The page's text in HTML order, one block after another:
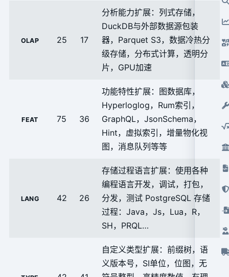
OLAP 25 17
分析能力扩展：列式存储，
DuckDB与外部数据源包装
器，Parquet S3，数据冷热分
级存储，分布式计算，透明分
片，GPU加速
FEAT 75 36
功能特性扩展：图数据库，
Hyperloglog，Rum索引，
GraphQL，JsonSchema，
Hint，虚拟索引，增量物化视
图，消息队列等等
LANG 42 26
存储过程语言扩展：使用各种
编程语言开发，调试，打包，
分发，测试 PostgreSQL 存储
过程：Java，Js，Lua，R，
SH，PRQL…
自定义类型扩展：前缀树，语
义版本号，SI单位，位图，无